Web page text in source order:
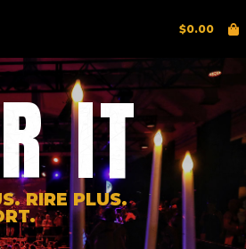
$0.00
IT
RIRE PLUS.